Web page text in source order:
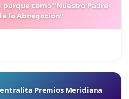
como "Nuestro Padre
la Abnegación"
Premios Meridiana